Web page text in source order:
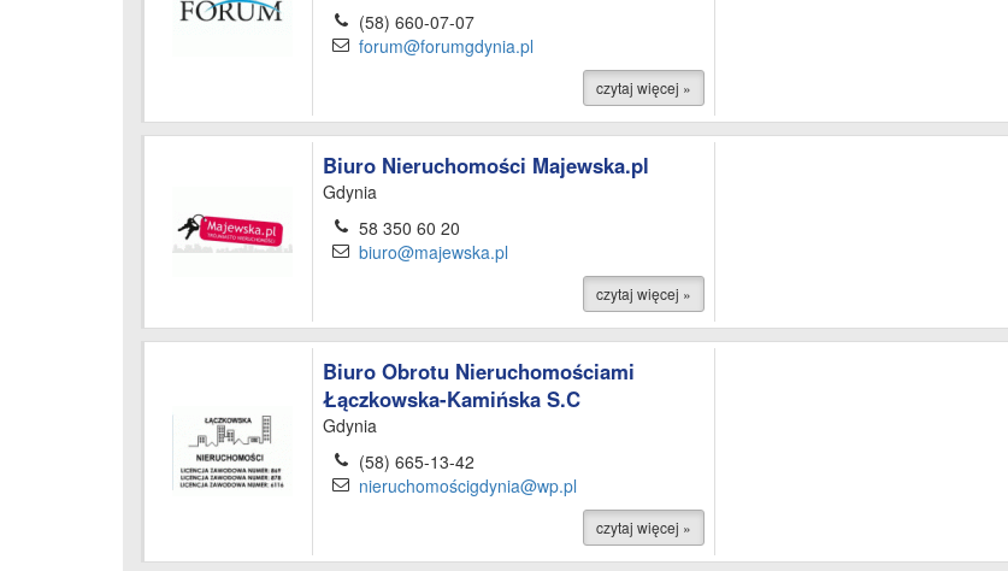
(58) 660-07-07
forum@forumgdynia.pl
czytaj więcej »
Biuro Nieruchomości Majewska.pl
Gdynia
58 350 60 20
biuro@majewska.pl
czytaj więcej »
Biuro Obrotu Nieruchomościami
Łączkowska-Kamińska S.C
Gdynia
(58) 665-13-42
nieruchomościgdynia@wp.pl
czytaj więcej »